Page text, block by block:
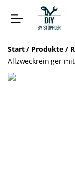
Start / Produkte /
Allzweckreiniger